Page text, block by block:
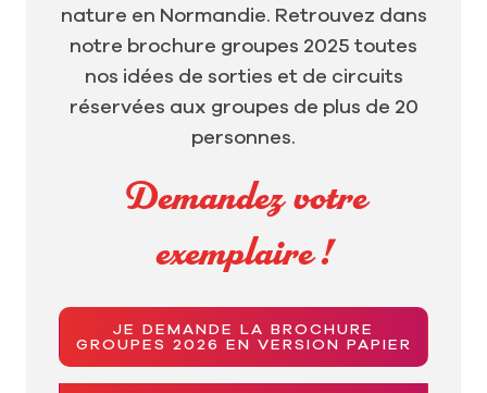
nature en Normandie. Retrouvez dans
notre brochure groupes 2025 toutes
nos idées de sorties et de circuits
réservées aux groupes de plus de 20
personnes.
Demandez votre
exemplaire !
JE DEMANDE LA BROCHURE
GROUPES 2026 EN VERSION PAPIER